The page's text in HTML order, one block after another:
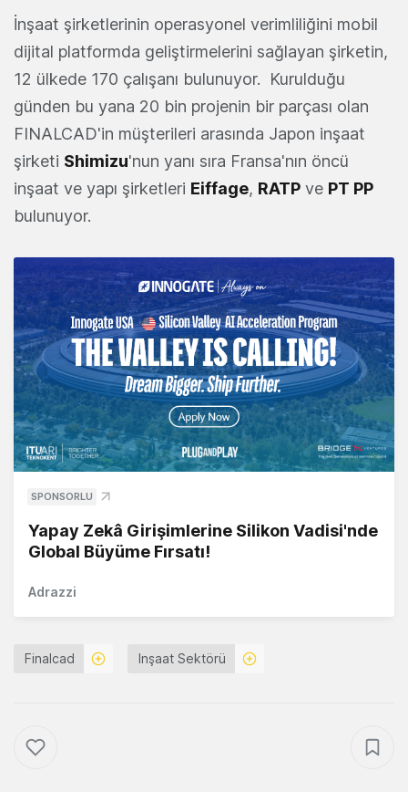
İnşaat şirketlerinin operasyonel verimliliğini mobil
dijital platformda geliştirmelerini sağlayan şirketin,
12 ülkede 170 çalışanı bulunuyor. Kurulduğu
günden bu yana 20 bin projenin bir parçası olan
FINALCAD'in müşterileri arasında Japon inşaat
şirketi Shimizu'nun yanı sıra Fransa'nın öncü
inşaat ve yapı şirketleri Eiffage, RATP ve PT PP
bulunuyor.
SPONSORLU
Yapay Zekâ Girişimlerine Silikon Vadisi'nde
Global Büyüme Fırsatı!
Adrazzi
Finalcad Inşaat Sektörü